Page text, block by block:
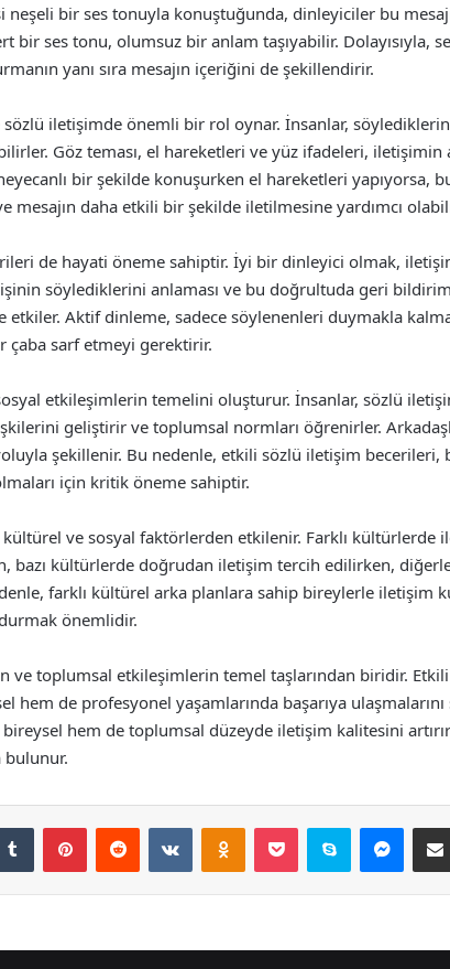
neşeli bir ses tonuyla konuştuğunda, dinleyiciler bu
bir ses tonu, olumsuz bir anlam taşıyabilir. Dolayısıyla,
yanı sıra mesajın içeriğini de şekillendirir.
sözlü iletişimde önemli bir rol oynar. İnsanlar,
Göz teması, el hareketleri ve yüz ifadeleri, iletişimin
bir şekilde konuşurken el hareketleri yapıyorsa,
mesajın daha etkili bir şekilde iletilmesine yardımcı
de hayati öneme sahiptir. İyi bir dinleyici olmak,
söylediklerini anlaması ve bu doğrultuda geri
etkiler. Aktif dinleme, sadece söylenenleri duymakla
çaba sarf etmeyi gerektirir.
etkileşimlerin temelini oluşturur. İnsanlar, sözlü
geliştirir ve toplumsal normları öğrenirler.
şekillenir. Bu nedenle, etkili sözlü iletişim becerileri,
için kritik öneme sahiptir.
ve sosyal faktörlerden etkilenir. Farklı kültürlerde
bazı kültürlerde doğrudan iletişim tercih edilirken,
farklı kültürel arka planlara sahip bireylerle iletişim
önemlidir.
ve toplumsal etkileşimlerin temel taşlarından biridir.
hem de profesyonel yaşamlarında başarıya ulaşmalarını
hem de toplumsal düzeyde iletişim kalitesini artırır
bulunur.
Tumblr PinterestReddit VKontakteOdnoklassniki
Pocket Skype